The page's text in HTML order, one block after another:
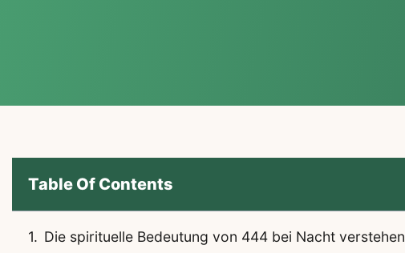
Table Of Contents
Die spirituelle Bedeutung von 444 bei Nacht verstehen